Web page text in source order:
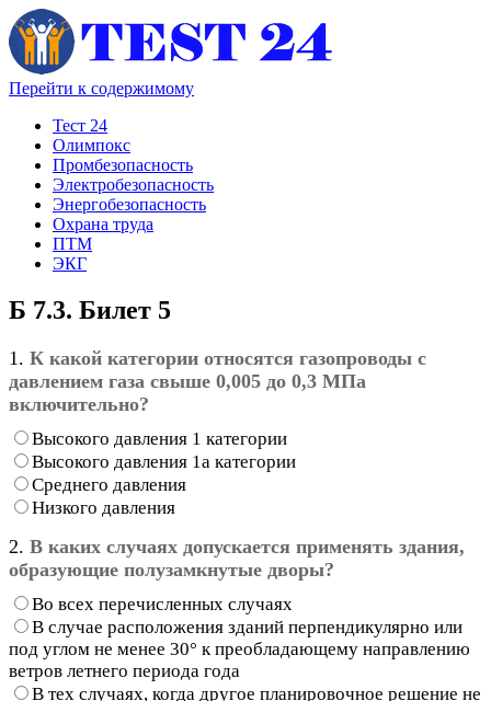
Перейти к содержимому
Тест 24
Олимпокс
Промбезопасность
Электробезопасность
Энергобезопасность
Охрана труда
ПТМ
ЭКГ
Б 7.3. Билет 5
1. К какой категории относятся газопроводы с
давлением газа свыше 0,005 до 0,3 МПа
включительно?
Высокого давления 1 категории
Высокого давления 1а категории
Среднего давления
Низкого давления
2. В каких случаях допускается применять здания,
образующие полузамкнутые дворы?
Во всех перечисленных случаях
В случае расположения зданий перпендикулярно или
под углом не менее 30° к преобладающему направлению
ветров летнего периода года
В тех случаях, когда другое планировочное решение не